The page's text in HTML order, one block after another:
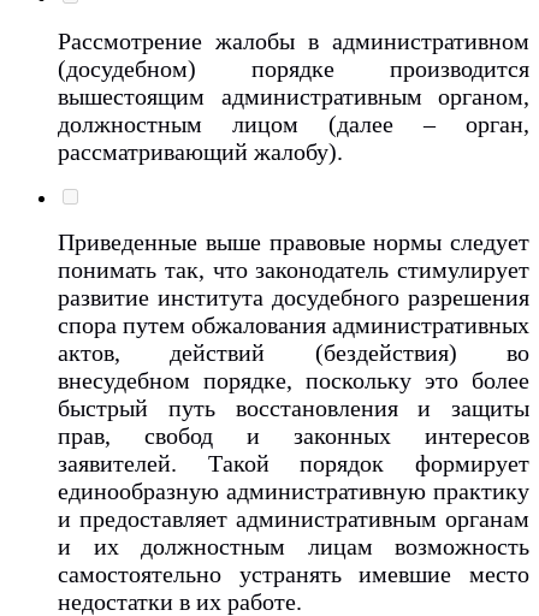
Рассмотрение жалобы в административном
(досудебном) порядке производится
вышестоящим административным органом,
должностным лицом (далее – орган,
рассматривающий жалобу).
Приведенные выше правовые нормы следует
понимать так, что законодатель стимулирует
развитие института досудебного разрешения
спора путем обжалования административных
актов, действий (бездействия) во
внесудебном порядке, поскольку это более
быстрый путь восстановления и защиты
прав, свобод и законных интересов
заявителей. Такой порядок формирует
единообразную административную практику
и предоставляет административным органам
и их должностным лицам возможность
самостоятельно устранять имевшие место
недостатки в их работе.